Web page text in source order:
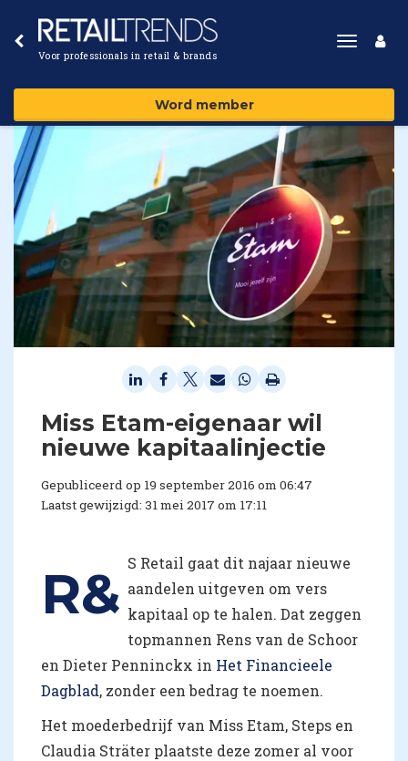
Voor professionals in retail & brands
Toggle
Word member
​Miss Etam-eigenaar wil
nieuwe kapitaalinjectie
Gepubliceerd op 19 september 2016 om 06:47
Laatst gewijzigd: 31 mei 2017 om 17:11
R& S Retail gaat dit najaar nieuwe
aandelen uitgeven om vers
kapitaal op te halen. Dat zeggen
topmannen Rens van de Schoor
en Dieter Penninckx in Het Financieele
Dagblad, zonder een bedrag te noemen.
Het moederbedrijf van Miss Etam, Steps en
Claudia Sträter plaatste deze zomer al voor